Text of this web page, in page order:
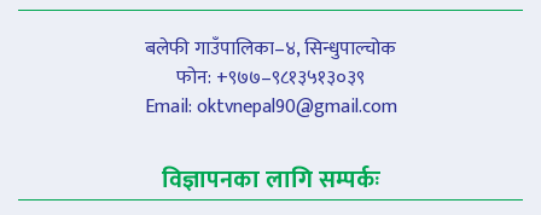
बलेफी गाउँपालिका–४, सिन्धुपाल्चोक
फोन: +९७७–९८१३५१३०३९
Email:oktvnepal90@gmail.com
विज्ञापनका लागि सम्पर्कः